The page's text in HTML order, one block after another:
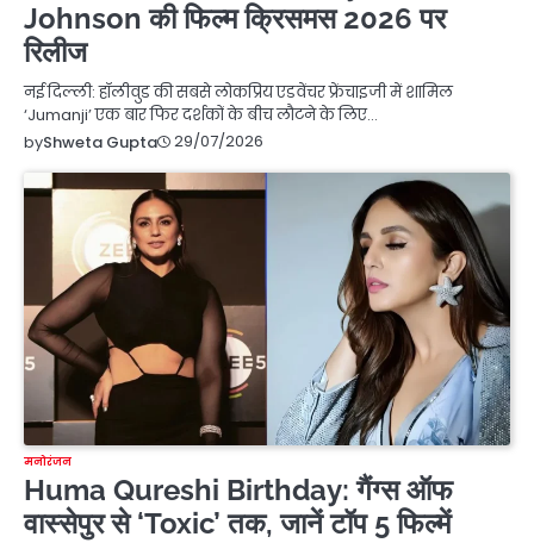
Johnson की फिल्म क्रिसमस 2026 पर
रिलीज
नई दिल्ली: हॉलीवुड की सबसे लोकप्रिय एडवेंचर फ्रेंचाइजी में शामिल
‘Jumanji’ एक बार फिर दर्शकों के बीच लौटने के लिए…
byShweta Gupta 29/07/2026
मनोरंजन
Huma Qureshi Birthday: गैंग्स ऑफ
वास्सेपुर से ‘Toxic’ तक, जानें टॉप 5 फिल्में